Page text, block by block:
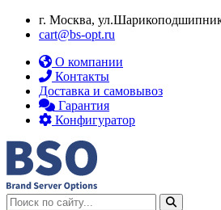
г. Москва,
cart@bs-opt.ru
О компании
Контакты
Доставка и самовывоз
Гарантия
Конфигуратор